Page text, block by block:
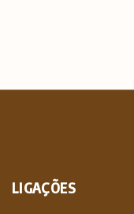
LIGAÇÕES